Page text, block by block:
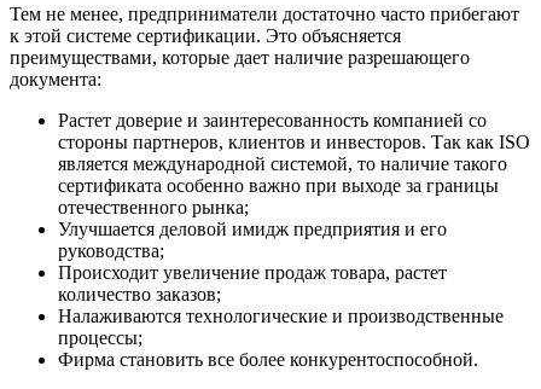
Тем не менее, предприниматели достаточно часто прибегают
к этой системе сертификации. Это объясняется
преимуществами, которые дает наличие разрешающего
документа:
Растет доверие и заинтересованность компанией со
стороны партнеров, клиентов и инвесторов. Так как ISO
является международной системой, то наличие такого
сертификата особенно важно при выходе за границы
отечественного рынка;
Улучшается деловой имидж предприятия и его
руководства;
Происходит увеличение продаж товара, растет
количество заказов;
Налаживаются технологические и производственные
процессы;
Фирма становить все более конкурентоспособной.